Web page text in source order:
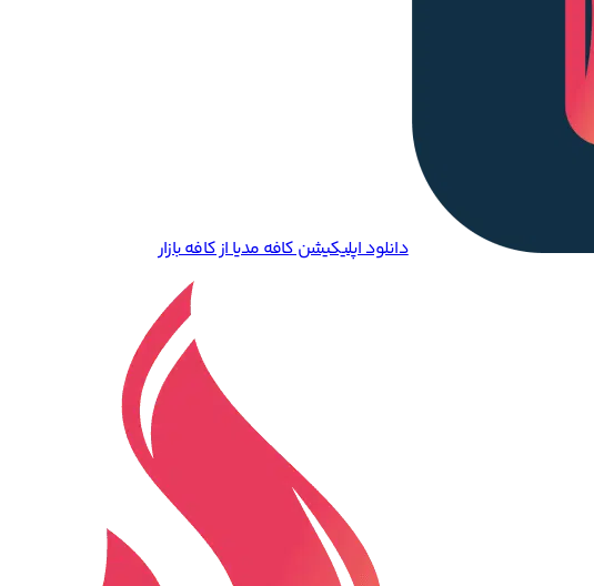
دانلود اپلیکیشن کافه مدیا از کافه بازار